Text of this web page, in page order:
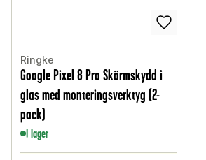
Ringke
Google Pixel 8 Pro Skärmskydd i
glas med monteringsverktyg (2-
pack)
I lager